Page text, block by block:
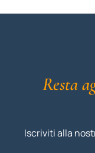
Resta
Iscriviti alla